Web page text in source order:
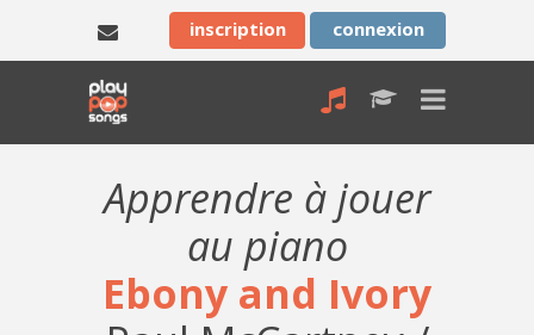
inscription connexion
Apprendre à jouer
au piano
Ebony and Ivory